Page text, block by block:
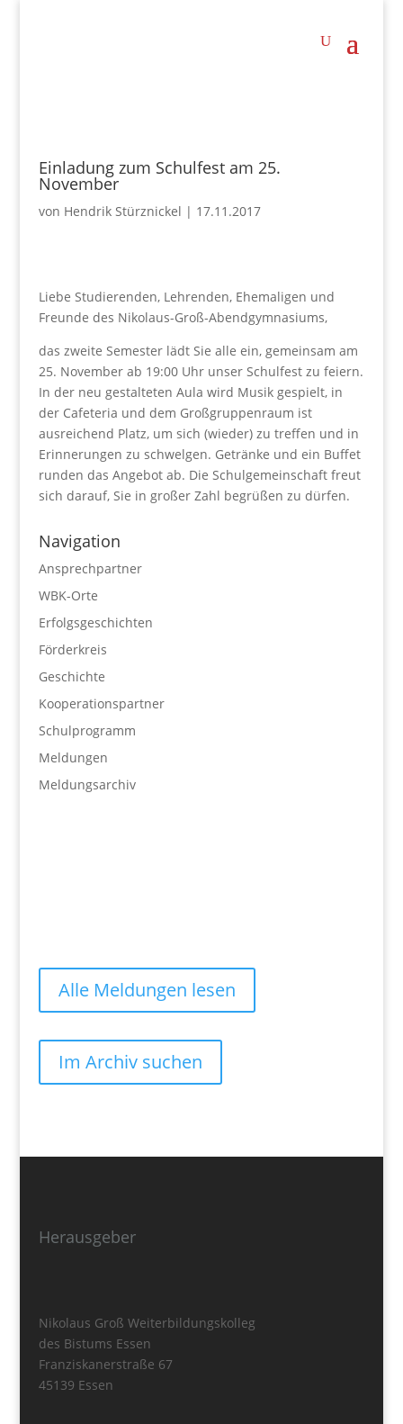
Einladung zum Schulfest am 25.
November
von Hendrik Stürznickel | 17.11.2017
Liebe Studierenden, Lehrenden, Ehemaligen und
Freunde des Nikolaus-Groß-Abendgymnasiums,
das zweite Semester lädt Sie alle ein, gemeinsam am
25. November ab 19:00 Uhr unser Schulfest zu feiern.
In der neu gestalteten Aula wird Musik gespielt, in
der Cafeteria und dem Großgruppenraum ist
ausreichend Platz, um sich (wieder) zu treffen und in
Erinnerungen zu schwelgen. Getränke und ein Buffet
runden das Angebot ab. Die Schulgemeinschaft freut
sich darauf, Sie in großer Zahl begrüßen zu dürfen.
Navigation
Ansprechpartner
WBK-Orte
Erfolgsgeschichten
Förderkreis
Geschichte
Kooperationspartner
Schulprogramm
Meldungen
Meldungsarchiv
Alle Meldungen lesen
Im Archiv suchen
Herausgeber
Nikolaus Groß Weiterbildungskolleg
des Bistums Essen
Franziskanerstraße 67
45139 Essen